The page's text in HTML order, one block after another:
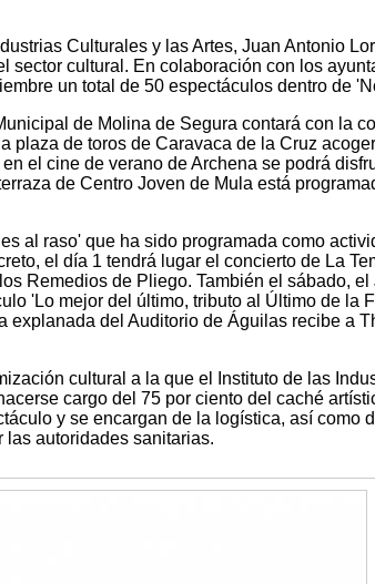
Culturales y las Artes, Juan Antonio
sector cultural. En colaboración con los
un total de 50 espectáculos dentro de
de Molina de Segura contará con la
plaza de toros de Caravaca de la Cruz
el cine de verano de Archena se podrá
de Centro Joven de Mula está
al raso' que ha sido programada como
el día 1 tendrá lugar el concierto de La
Remedios de Pliego. También el sábado, el
'Lo mejor del último, tributo al Último de la
explanada del Auditorio de Águilas recibe a
cultural a la que el Instituto de las
cargo del 75 por ciento del caché
y se encargan de la logística, así como
autoridades sanitarias.